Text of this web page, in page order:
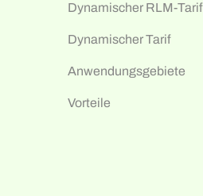
Dynamischer RLM-Tarif
Dynamischer Tarif
Anwendungsgebiete
Vorteile